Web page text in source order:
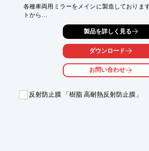
各種車両用ミラーをメインに製造しておりま
トから
形成、アルミ鏡面形成と一貫して製造できる
「ガラスでこんな形にできないかな？」「こ
などお困りのことがございましたら、いつで
【取り扱い商品・加工項目】
■ガラスの変形切加工
製品を詳しく見る
ダウンロード
お問い合わせ
反射防止膜 「樹脂 高耐熱反射防止膜」